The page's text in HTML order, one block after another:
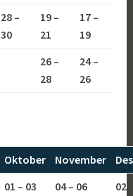
28 –
30
19 –
21
17 –
19
26 –
28
24 –
26
Oktober November
01 – 03 04 – 06 02